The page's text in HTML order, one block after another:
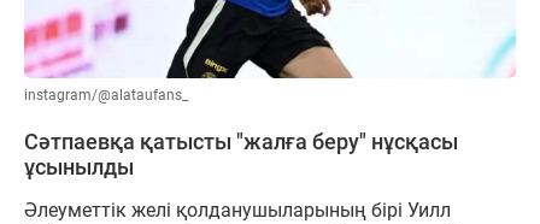
instagram/@alataufans_
Сәтпаевқа қатысты "жалға беру" нұсқасы
ұсынылды
Әлеуметтік желі қолданушыларының бірі Уилл